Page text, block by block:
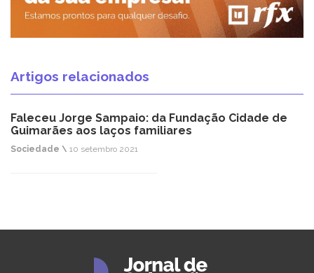
Artigos relacionados
Faleceu Jorge Sampaio: da Fundação Cidade de
Guimarães aos laços familiares
Sociedade \ 10 setembro 2021